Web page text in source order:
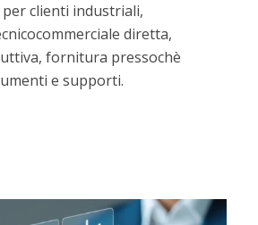
clienti industriali,
diretta,
fornitura pressochè
e supporti.